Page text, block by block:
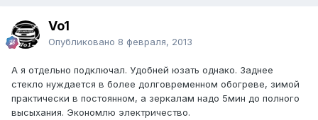
Vo1
Опубликовано 8 февраля, 2013
А я отдельно подключал. Удобней юзать однако. Заднее
стекло нуждается в более долговременном обогреве, зимой
практически в постоянном, а зеркалам надо 5мин до полного
высыхания. Экономлю электричество.